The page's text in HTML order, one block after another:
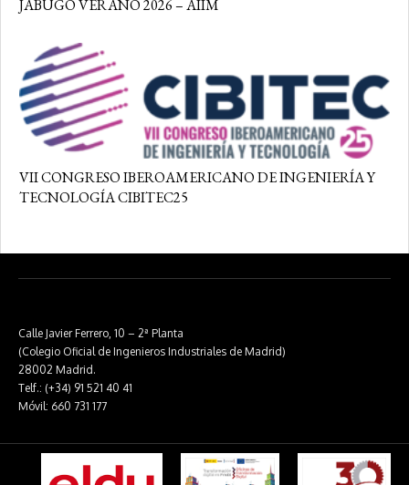
JABUGO VERANO 2026 – AIIM
VII CONGRESO IBEROAMERICANO DE INGENIERÍA Y
TECNOLOGÍA CIBITEC25
Calle Javier Ferrero, 10 – 2ª Planta
(Colegio Oficial de Ingenieros Industriales de Madrid)
28002 Madrid.
Telf.: (+34) 91 521 40 41
Móvil: 660 731 177